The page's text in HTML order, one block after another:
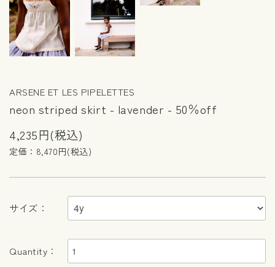
ARSENE ET LES PIPELETTES
neon striped skirt - lavender - 50％off
4,235円(税込)
定価：8,470円(税込)
サイズ：
Quantity：